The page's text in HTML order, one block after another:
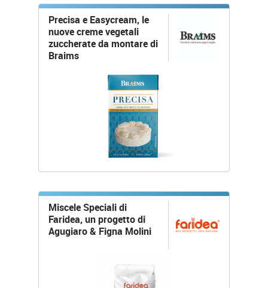
Precisa e Easycream, le
nuove creme vegetali
zuccherate da montare di
Braims
Miscele Speciali di
Faridea, un progetto di
Agugiaro & Figna Molini